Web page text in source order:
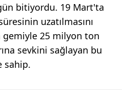
bitiyordu. 19 Mart'ta
uzatılmasını
gemiyle 25 milyon ton
sevkini sağlayan bu
sahip.